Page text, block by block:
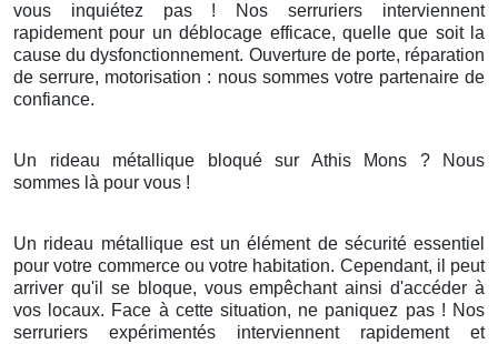
vous inquiétez pas ! Nos serruriers interviennent
rapidement pour un déblocage efficace, quelle que soit la
cause du dysfonctionnement. Ouverture de porte, réparation
de serrure, motorisation : nous sommes votre partenaire de
confiance.
Un rideau métallique bloqué sur Athis Mons ? Nous
sommes là pour vous !
Un rideau métallique est un élément de sécurité essentiel
pour votre commerce ou votre habitation. Cependant, il peut
arriver qu'il se bloque, vous empêchant ainsi d'accéder à
vos locaux. Face à cette situation, ne paniquez pas ! Nos
serruriers expérimentés interviennent rapidement et